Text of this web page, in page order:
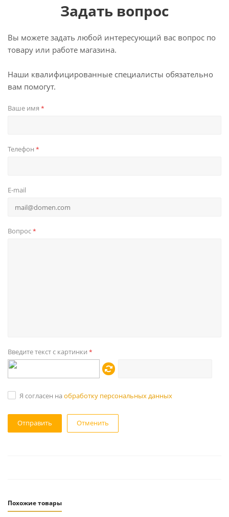
Задать вопрос
Вы можете задать любой интересующий вас вопрос по
товару или работе магазина.
Наши квалифицированные специалисты обязательно
вам помогут.
Ваше имя *
Телефон *
E-mail
Вопрос*
Введите текст с картинки *
Я согласен на обработку персональных данных
Отменить
Похожие товары